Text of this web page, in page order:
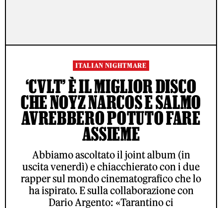
ITALIAN NIGHTMARE
‘CVLT’ È IL MIGLIOR DISCO
CHE NOYZ NARCOS E SALMO
AVREBBERO POTUTO FARE
ASSIEME
Abbiamo ascoltato il joint album (in
uscita venerdì) e chiacchierato con i due
rapper sul mondo cinematografico che lo
ha ispirato. E sulla collaborazione con
Dario Argento: «Tarantino ci